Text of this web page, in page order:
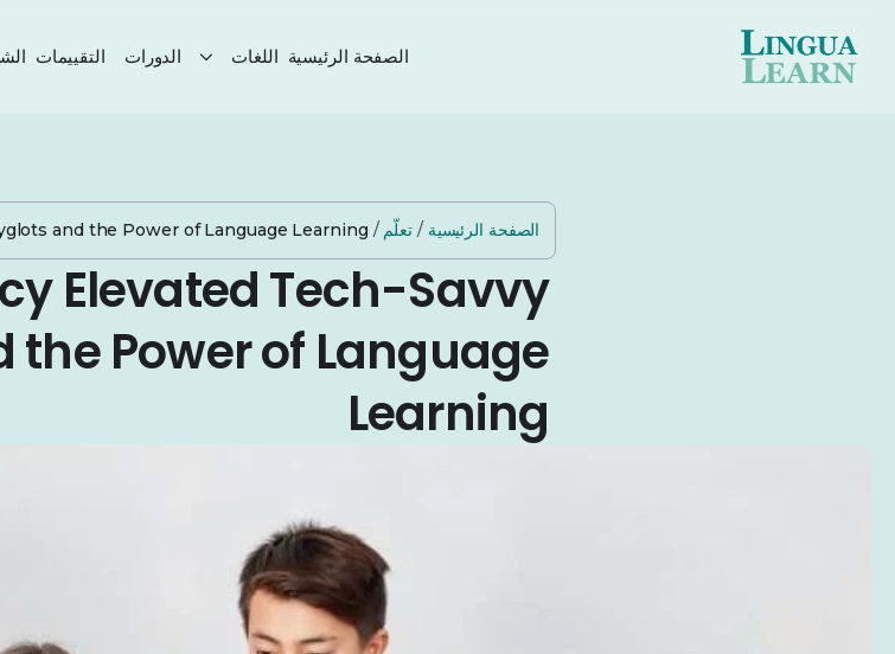
الصفحة الرئيسية اللغات الدورات التقييمات
الصفحة الرئيسية / تعلّم /
and the Power of Language Learning
Elevated Tech-Savvy
the Power of Language
Learning